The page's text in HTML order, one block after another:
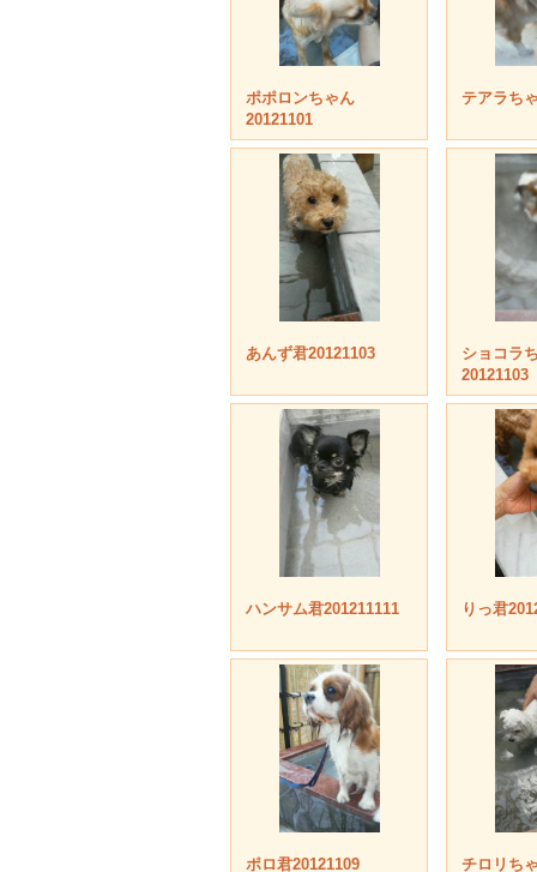
ポポロンちゃん
20121101
テアラち
あんず君20121103
ショコラ
20121103
ハンサム君201211111 りっ君
ポロ君20121109
チロリち